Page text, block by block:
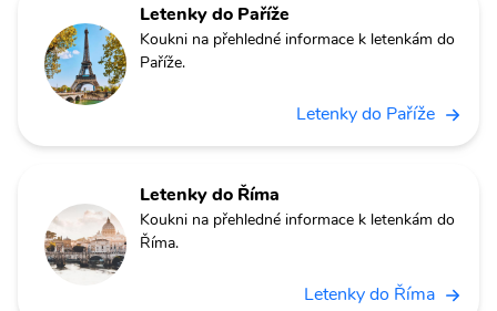
Letenky do Paříže
Koukni na přehledné informace k letenkám do
Paříže.
Letenky do Paříže
Letenky do Říma
Koukni na přehledné informace k letenkám do
Říma.
Letenky do Říma